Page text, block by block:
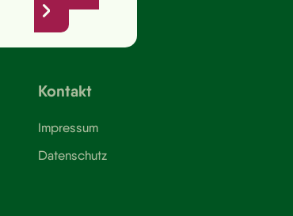
Kontakt
Impressum
Datenschutz